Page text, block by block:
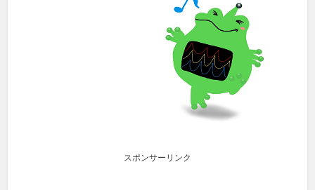
スポンサーリンク